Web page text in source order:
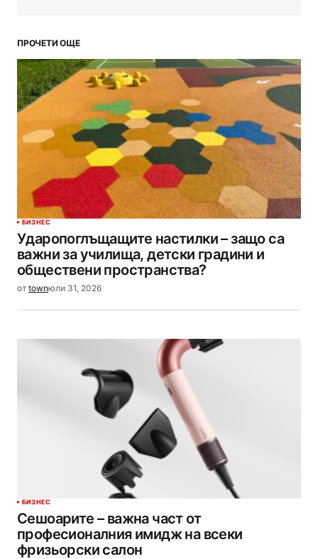
ПРОЧЕТИ ОЩЕ
БИЗНЕС
Ударопоглъщащите настилки – защо са
важни за училища, детски градини и
обществени пространства?
от townюли 31, 2026
БИЗНЕС
Сешоарите – важна част от
професионалния имидж на всеки
фризьорски салон